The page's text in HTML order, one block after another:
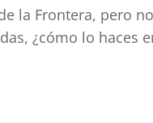
la Frontera, pero
¿cómo lo haces